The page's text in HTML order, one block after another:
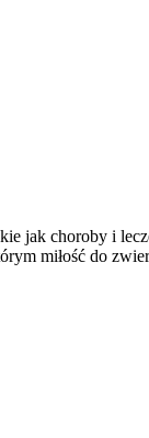
jak choroby i
miłość do